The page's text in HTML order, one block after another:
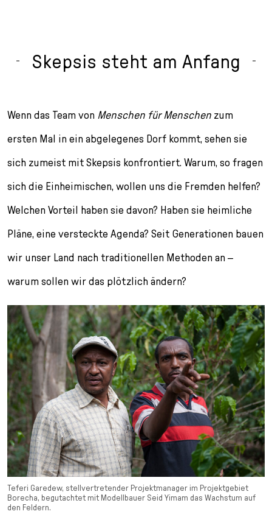
Skepsis steht am Anfang
Wenn das Team von Menschen für Menschen zum
ersten Mal in ein abgelegenes Dorf kommt, sehen sie
sich zu­meist mit Skepsis konfrontiert. Warum, so fragen
sich die Einheimischen, wollen uns die Fremden helfen?
Welchen Vorteil haben sie davon? Haben sie heimliche
Pläne, eine versteckte Agenda? Seit Generationen bauen
wir unser Land nach traditionellen Methoden an –
warum sollen wir das plötzlich ändern?
Teferi Garedew, stellvertre­tender Projektmanager im Projektgebiet
Borecha, begutachtet mit Modellbauer Seid Yimam das Wachstum auf
den Feldern.